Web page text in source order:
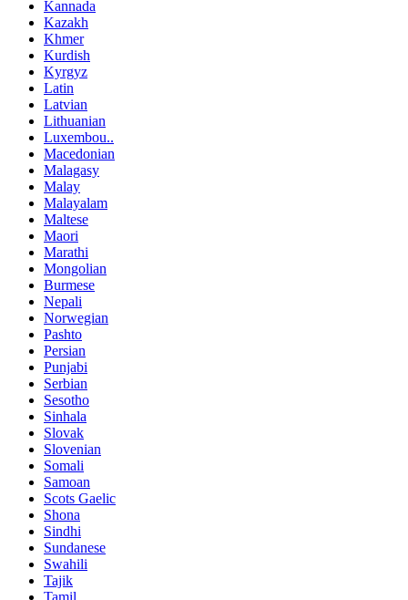
Kannada
Kazakh
Khmer
Kurdish
Kyrgyz
Latin
Latvian
Lithuanian
Luxembou..
Macedonian
Malagasy
Malay
Malayalam
Maltese
Maori
Marathi
Mongolian
Burmese
Nepali
Norwegian
Pashto
Persian
Punjabi
Serbian
Sesotho
Sinhala
Slovak
Slovenian
Somali
Samoan
Scots Gaelic
Shona
Sindhi
Sundanese
Swahili
Tajik